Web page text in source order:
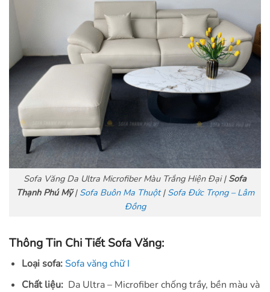
Sofa Văng Da Ultra Microfiber Màu Trắng Hiện Đại | Sofa
Thạnh Phú Mỹ| Sofa Buôn Ma Thuột| Sofa Đức Trọng – Lâm
Đồng
Thông Tin Chi Tiết Sofa Văng:
Loại sofa:Sofa văng chữ I
Chất liệu:Da Ultra – Microfiber chống trầy, bền màu và